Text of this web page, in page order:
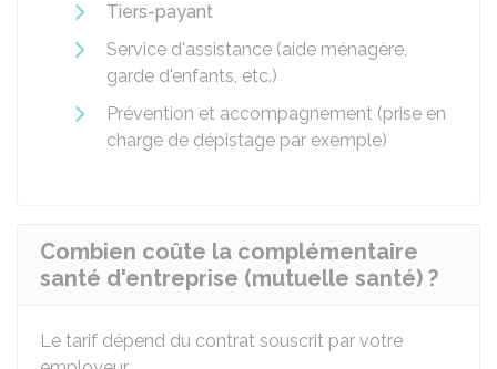
Tiers-payant
Service d'assistance (aide ménagère,
garde d'enfants, etc.)
Prévention et accompagnement (prise en
charge de dépistage par exemple)
Combien coûte la complémentaire
santé d'entreprise (mutuelle santé) ?
Le tarif dépend du contrat souscrit par votre